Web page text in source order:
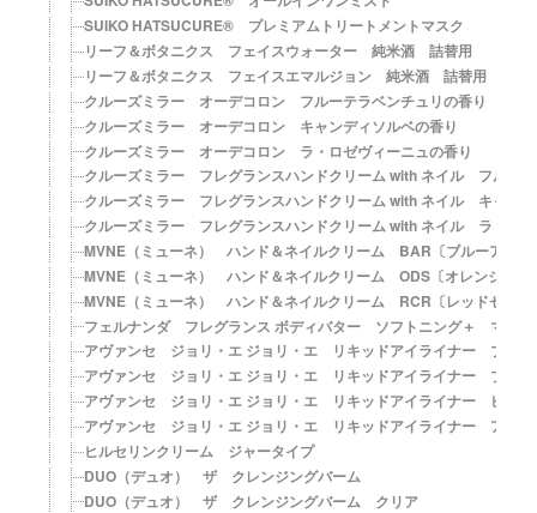
SUIKO HATSUCURE® プレミアムトリートメントマスク
リーフ＆ボタニクス フェイスウォーター 純米酒 詰替用
リーフ＆ボタニクス フェイスエマルジョン 純米酒 詰替用
クルーズミラー オーデコロン フルーテラベンチュリの香り
クルーズミラー オーデコロン キャンディソルベの香り
クルーズミラー オーデコロン ラ・ロゼヴィーニュの香り
クルーズミラー フレグランスハンドクリーム with ネイル フルー
クルーズミラー フレグランスハンドクリーム with ネイル キャン
クルーズミラー フレグランスハンドクリーム with ネイル ラ・ロ
MVNE（ミューネ） ハンド＆ネイルクリーム BAR〔ブルーアスタ
MVNE（ミューネ） ハンド＆ネイルクリーム ODS〔オレンジデイ
MVNE（ミューネ） ハンド＆ネイルクリーム RCR〔レッドセンチ
フェルナンダ フレグランス ボディバター ソフトニング＋ マリア
アヴァンセ ジョリ・エ ジョリ・エ リキッドアイライナー ブラッ
アヴァンセ ジョリ・エ ジョリ・エ リキッドアイライナー ブラウ
アヴァンセ ジョリ・エ ジョリ・エ リキッドアイライナー ピンク
アヴァンセ ジョリ・エ ジョリ・エ リキッドアイライナー アッシ
ヒルセリンクリーム ジャータイプ
DUO（デュオ） ザ クレンジングバーム
DUO（デュオ） ザ クレンジングバーム クリア